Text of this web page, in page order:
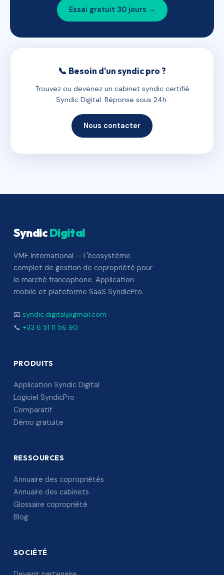
Essai gratuit 30 jours →
📞 Besoin d'un syndic pro ?
Trouvez ou devenez un cabinet syndic certifié
Syndic Digital. Réponse sous 24h.
Nous contacter
SyndicDigital
VME International — L'écosystème
complet de gestion de copropriété pour
le marché francophone. Application
mobile et plateforme SaaS SyndicPro.
📧 syndic.digital@gmail.com
📞 +33 6 51 11 56 90
PRODUITS
Application Syndic Digital
Logiciel SyndicPro
Comparatif
Démo gratuite
RESSOURCES
Annuaire des copropriétés
Annuaire des cabinets
Glossaire copropriété
Blog
SOCIÉTÉ